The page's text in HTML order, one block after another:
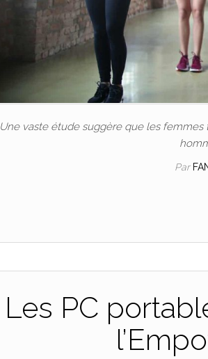
Une vaste étude suggère que les femmes
Par
Les PC